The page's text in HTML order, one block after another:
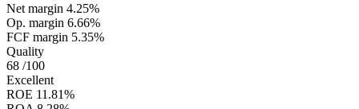
Net margin 4.25%
Op. margin 6.66%
FCF margin 5.35%
Quality
68 /100
Excellent
ROE 11.81%